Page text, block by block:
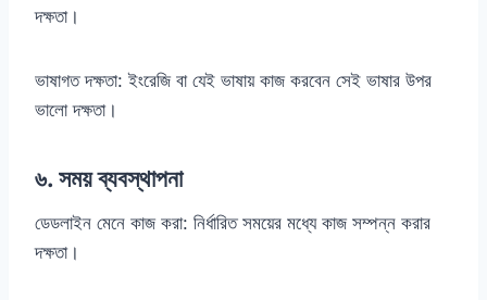
দক্ষতা।
ভাষাগত দক্ষতা: ইংরেজি বা যেই ভাষায় কাজ করবেন সেই ভাষার উপর
ভালো দক্ষতা।
৬. সময় ব্যবস্থাপনা
ডেডলাইন মেনে কাজ করা: নির্ধারিত সময়ের মধ্যে কাজ সম্পন্ন করার
দক্ষতা।